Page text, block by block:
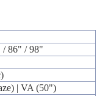
/ 86" / 98"
| VA (50")